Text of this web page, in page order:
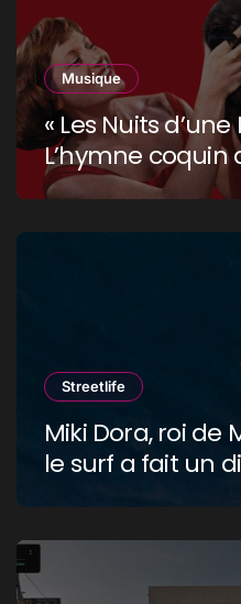
Musique
« Les Nuits
L’hymne coquin
censure !
Streetlife
Miki Dora, roi
le surf a fait un